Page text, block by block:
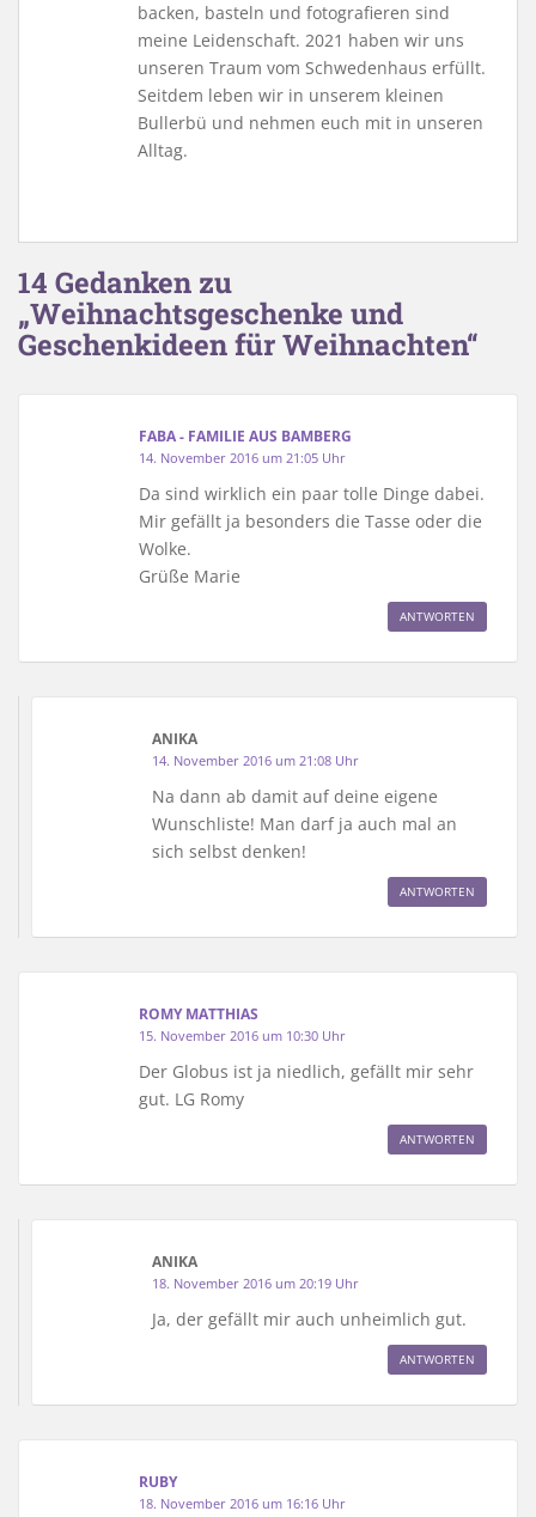
backen, basteln und fotografieren sind
meine Leidenschaft. 2021 haben wir uns
unseren Traum vom Schwedenhaus erfüllt.
Seitdem leben wir in unserem kleinen
Bullerbü und nehmen euch mit in unseren
Alltag.
14 Gedanken zu
„Weihnachtsgeschenke und
Geschenkideen für Weihnachten“
FABA - FAMILIE AUS BAMBERG
14. November 2016 um 21:05 Uhr
Da sind wirklich ein paar tolle Dinge dabei.
Mir gefällt ja besonders die Tasse oder die
Wolke.
Grüße Marie
ANTWORTEN
ANIKA
14. November 2016 um 21:08 Uhr
Na dann ab damit auf deine eigene
Wunschliste! Man darf ja auch mal an
sich selbst denken!
ANTWORTEN
ROMY MATTHIAS
15. November 2016 um 10:30 Uhr
Der Globus ist ja niedlich, gefällt mir sehr
gut. LG Romy
ANTWORTEN
ANIKA
18. November 2016 um 20:19 Uhr
Ja, der gefällt mir auch unheimlich gut.
ANTWORTEN
RUBY
18. November 2016 um 16:16 Uhr